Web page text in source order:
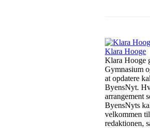
Klara Hooge
Klara Hooge
Gymnasium
at opdatere
ByensNyt.
arrangement
ByensNyts
velkommen
redaktionen,